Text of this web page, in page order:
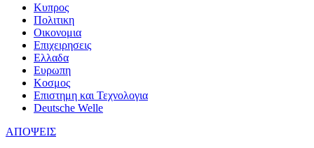
Κυπρος
Πολιτικη
Οικονομια
Επιχειρησεις
Ελλαδα
Ευρωπη
Κοσμος
Επιστημη και Τεχνολογια
Deutsche Welle
ΑΠΟΨΕΙΣ